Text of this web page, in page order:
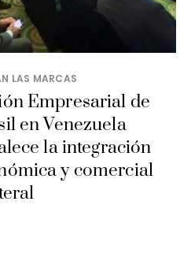
LAS MARCAS
Empresarial de
en Venezuela
la integración
y comercial